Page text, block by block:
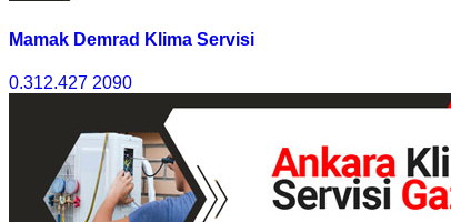
Mamak Demrad Klima Servisi
0.312.427 2090